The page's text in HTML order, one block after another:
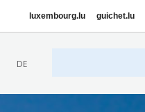
luxembourg.lu guichet.lu
DE